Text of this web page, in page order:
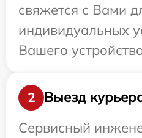
свяжется с Вами
индивидуальных
Вашего
2
Выезд
Сервисный